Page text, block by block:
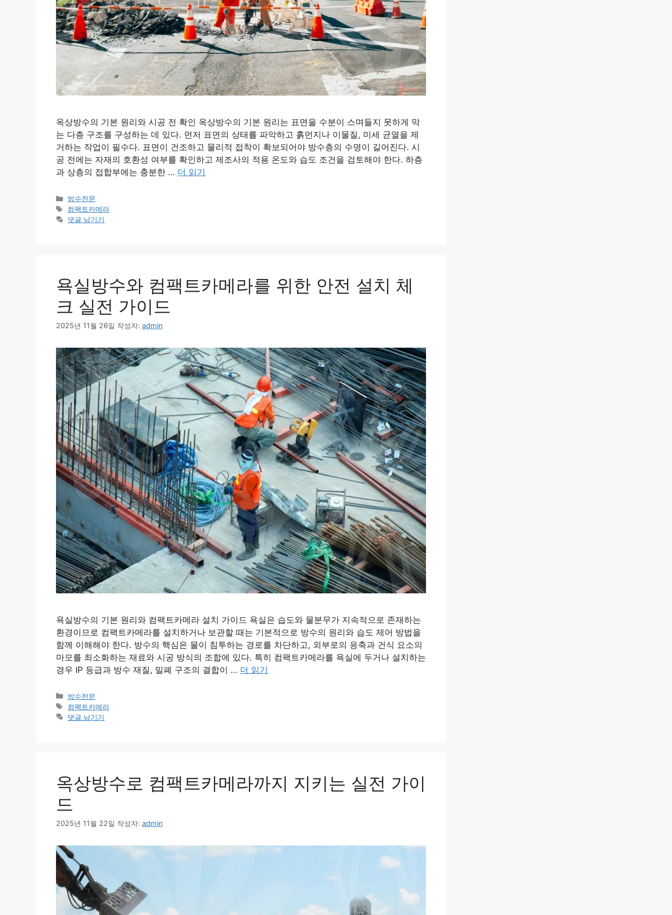
옥상방수의 기본 원리와 시공 전 확인 옥상방수의 기본 원리는 표면을 수분이 스며들지 못하게 막
는 다층 구조를 구성하는 데 있다. 먼저 표면의 상태를 파악하고 흙먼지나 이물질, 미세 균열을 제
거하는 작업이 필수다. 표면이 건조하고 물리적 접착이 확보되어야 방수층의 수명이 길어진다. 시
공 전에는 자재의 호환성 여부를 확인하고 제조사의 적용 온도와 습도 조건을 검토해야 한다. 하층
과 상층의 접합부에는 충분한 … 더 읽기
카
테
고
방수전문
태
그
컴팩트카메라
댓글 남기기
욕실방수와 컴팩트카메라를 위한 안전 설치 체
크 실전 가이드
2025년 11월 26일 작성자: admin
욕실방수의 기본 원리와 컴팩트카메라 설치 가이드 욕실은 습도와 물분무가 지속적으로 존재하는
환경이므로 컴팩트카메라를 설치하거나 보관할 때는 기본적으로 방수의 원리와 습도 제어 방법을
함께 이해해야 한다. 방수의 핵심은 물이 침투하는 경로를 차단하고, 외부로의 응축과 건식 요소의
마모를 최소화하는 재료와 시공 방식의 조합에 있다. 특히 컴팩트카메라를 욕실에 두거나 설치하는
경우 IP 등급과 방수 재질, 밀폐 구조의 결합이 … 더 읽기
카
테
고
방수전문
태
그
컴팩트카메라
댓글 남기기
옥상방수로 컴팩트카메라까지 지키는 실전 가이
드
2025년 11월 22일 작성자: admin